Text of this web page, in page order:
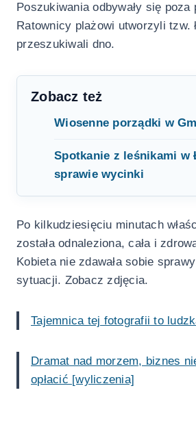
Poszukiwania odbywały się
Ratownicy plażowi utworzyli tzw.
przeszukiwali dno.
Zobacz też
Wiosenne porządki w
Spotkanie z leśnikami w
sprawie wycinki
Po kilkudziesięciu minutach
została odnaleziona, cała i
Kobieta nie zdawała sobie
sytuacji. Zobacz zdjęcia.
Tajemnica tej fotografii to
Dramat nad morzem, biznes
opłacić [wyliczenia]